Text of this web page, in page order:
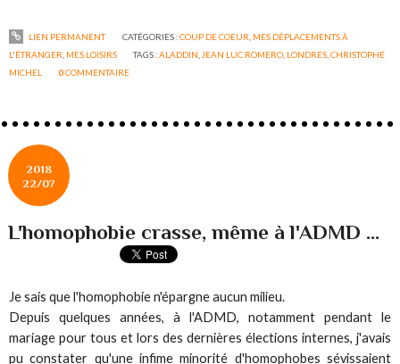
LIEN PERMANENT CATÉGORIES :COUP DE COEUR, MES DÉPLACEMENTS À
L'ÉTRANGER, MES LOISIRS TAGS :ALADDIN,JEAN LUC ROMERO, LONDRES,CHRISTOPHE
MICHEL
0COMMENTAIRE
2018
22/07
L'homophobie crasse, même à l'ADMD ...
Je sais que l'homophobie n'épargne aucun milieu.
Depuis quelques années, à l'ADMD, notamment pendant le
mariage pour tous et lors des dernières élections internes, j'avais
pu constater qu'une infime minorité d'homophobes sévissaient